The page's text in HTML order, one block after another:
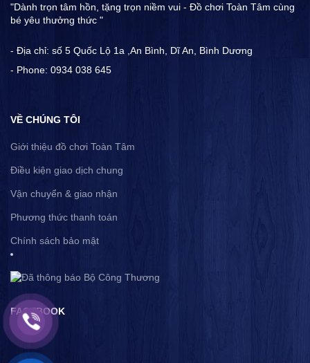
"Dành trọn tâm hồn, tặng trọn niềm vui - Đồ chơi Toàn Tâm cùng
bé yêu thưởng thức "
- Địa chỉ: số 5 Quốc Lộ 1a ,An Bình, Dĩ An, Bình Dương
- Phone: 0934 038 645
VỀ CHÚNG TÔI
Giới thiệu đồ chơi Toàn Tâm
Điều kiện giao dịch chung
Vận chuyển & giao nhận
Phương thức thanh toán
Chính sách bảo mật
FACEBOOK